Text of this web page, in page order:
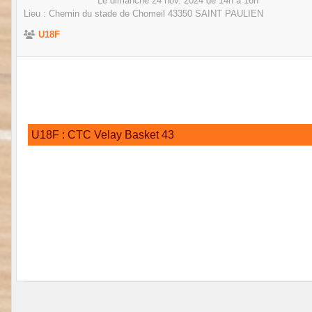
Lieu : Chemin du stade de Chomeil 43350 SAINT PAULIEN
U18F
U18F : CTC Velay Basket 43